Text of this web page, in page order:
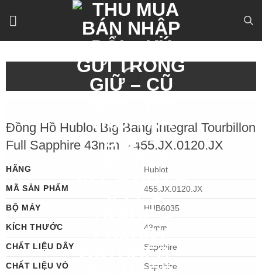
Đồng Hồ Hublot Big Bang Integral Tourbillon
Full Sapphire 43mm – 455.JX.0120.JX
HÃNG
Hublot
MÃ SẢN PHẨM
455.JX.0120.JX
BỘ MÁY
HUB6035
KÍCH THƯỚC
43mm
CHẤT LIỆU DÂY
Sapphire
CHẤT LIỆU VỎ
Sapphire